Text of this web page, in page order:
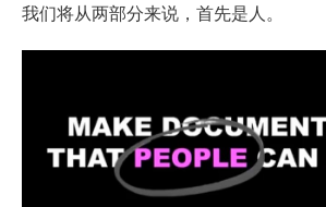
我们将从两部分来说，首先是人。